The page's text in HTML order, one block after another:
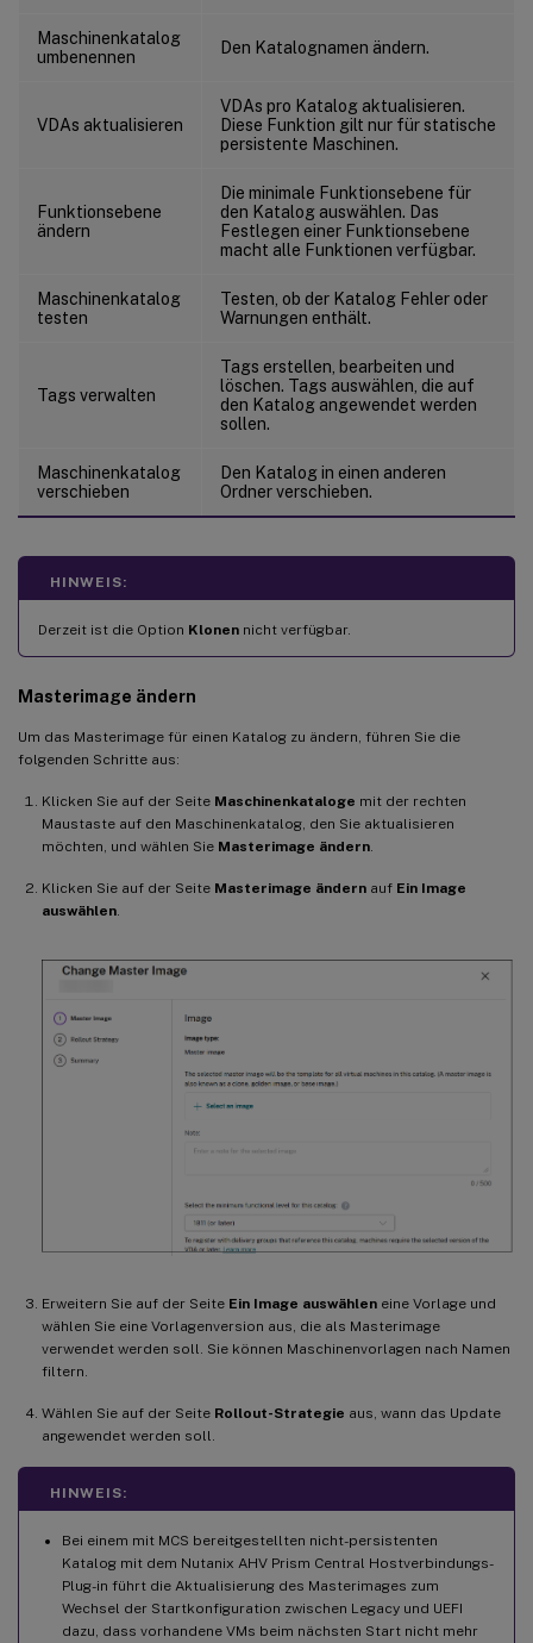
Maschinenkatalog
umbenennen
Den Katalognamen ändern.
VDAs aktualisieren
VDAs pro Katalog aktualisieren.
Diese Funktion gilt nur für statische
persistente Maschinen.
Funktionsebene
ändern
Die minimale Funktionsebene für
den Katalog auswählen. Das
Festlegen einer Funktionsebene
macht alle Funktionen verfügbar.
Maschinenkatalog
testen
Testen, ob der Katalog Fehler oder
Warnungen enthält.
Tags verwalten
Tags erstellen, bearbeiten und
löschen. Tags auswählen, die auf
den Katalog angewendet werden
sollen.
Maschinenkatalog
verschieben
Den Katalog in einen anderen
Ordner verschieben.
HINWEIS:
Derzeit ist die Option Klonen nicht verfügbar.
Masterimage ändern
Um das Masterimage für einen Katalog zu ändern, führen Sie die
folgenden Schritte aus:
Klicken Sie auf der Seite Maschinenkataloge mit der rechten
Maustaste auf den Maschinenkatalog, den Sie aktualisieren
möchten, und wählen Sie Masterimage ändern
Klicken Sie auf der Seite Masterimage ändern auf Ein Image
auswählen
Erweitern Sie auf der Seite Ein Image auswählen eine Vorlage und
wählen Sie eine Vorlagenversion aus, die als Masterimage
verwendet werden soll. Sie können Maschinenvorlagen nach Namen
filtern.
Wählen Sie auf der Seite Rollout-Strategie aus, wann das Update
angewendet werden soll.
HINWEIS:
Bei einem mit MCS bereitgestellten nicht-persistenten
Katalog mit dem Nutanix AHV Prism Central Hostverbindungs-
Plug-in führt die Aktualisierung des Masterimages zum
Wechsel der Startkonfiguration zwischen Legacy und UEFI
dazu, dass vorhandene VMs beim nächsten Start nicht mehr